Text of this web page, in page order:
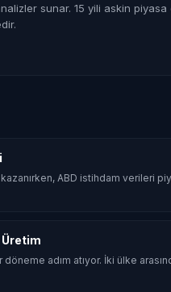
sunar. 15 yili askin piyasa
ABD istihdam verileri
adım atıyor. İki ülke